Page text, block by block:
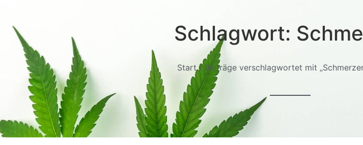
Schlagwort:
Start/ Beiträge verschlagwortet mit